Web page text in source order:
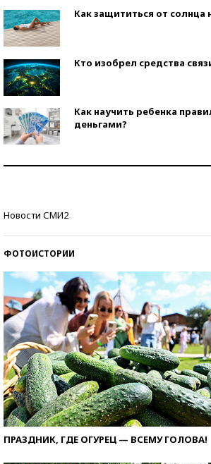
Как защититься от солнца
Кто изобрел средства
Как научить ребенка
деньгами?
Новости СМИ2
ФОТОИСТОРИИ
ПРАЗДНИК, ГДЕ ОГУРЕЦ — ВСЕМУ ГОЛОВА!